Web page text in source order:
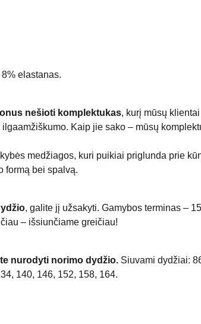
elastanas.
nešioti komplektukas, kurį mūsų
Kaip jie sako – mūsų
medžiagos, kuri puikiai priglunda prie
formą bei spalvą.
, galite jį užsakyti. Gamybos terminas –
– išsiunčiame greičiau!
nurodyti norimo dydžio. Siuvami dydžiai:
140, 146, 152, 158, 164.